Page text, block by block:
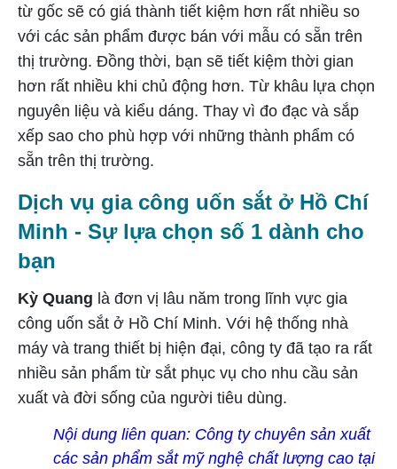
từ gốc sẽ có giá thành tiết kiệm hơn rất nhiều so
với các sản phẩm được bán với mẫu có sẵn trên
thị trường. Đồng thời, bạn sẽ tiết kiệm thời gian
hơn rất nhiều khi chủ động hơn. Từ khâu lựa chọn
nguyên liệu và kiểu dáng. Thay vì đo đạc và sắp
xếp sao cho phù hợp với những thành phẩm có
sẵn trên thị trường.
Dịch vụ gia công uốn sắt ở Hồ Chí
Minh - Sự lựa chọn số 1 dành cho
bạn
Kỳ Quang là đơn vị lâu năm trong lĩnh vực gia
công uốn sắt ở Hồ Chí Minh. Với hệ thống nhà
máy và trang thiết bị hiện đại, công ty đã tạo ra rất
nhiều sản phẩm từ sắt phục vụ cho nhu cầu sản
xuất và đời sống của người tiêu dùng.
Nội dung liên quan: Công ty chuyên sản xuất
các sản phẩm sắt mỹ nghệ chất lượng cao tại